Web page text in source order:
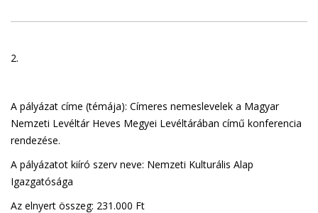
2.
A pályázat címe (témája): Címeres nemeslevelek a Magyar
Nemzeti Levéltár Heves Megyei Levéltárában című konferencia
rendezése.
A pályázatot kiíró szerv neve: Nemzeti Kulturális Alap
Igazgatósága
Az elnyert összeg: 231.000 Ft